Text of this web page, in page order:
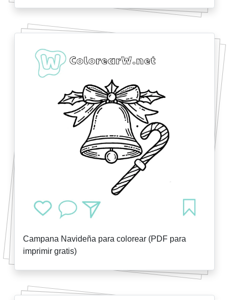
Campana Navideña para colorear (PDF para
imprimir gratis)